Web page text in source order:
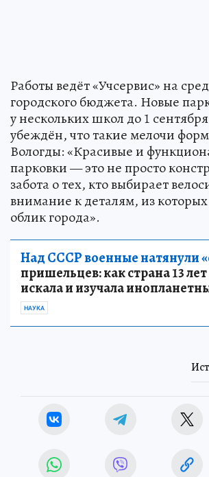
Работы ведёт «Учсервис» на
городского бюджета. Новые
у нескольких школ до 1
убеждён, что такие мелочи
Вологды: «Красивые и
парковки — это не просто
забота о тех, кто выбирает
внимание к деталям, из
облик города».
Над СССР военные натянули
пришельцев: как страна 13
искала и изучала
НАУКА